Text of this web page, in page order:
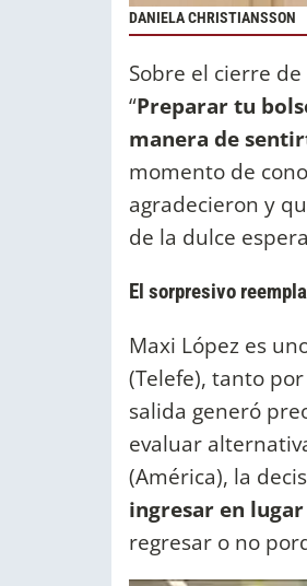
DANIELA CHRISTIANSSON
Sobre el cierre
“Preparar tu
manera de
momento de
agradecieron y
de la dulce
El sorpresivo
Maxi López es
(Telefe), tanto
salida generó
evaluar
(América), la
ingresar en
regresar o no